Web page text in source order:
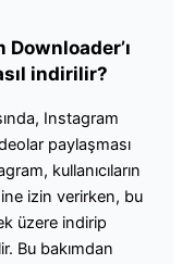
indirilir?
Instagram
paylaşması
kullanıcıların
izin verirken, bu
üzere indirip
Bu bakımdan